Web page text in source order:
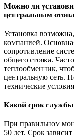
Можно ли
центральным
Установка
компанией.
сопротивление
общего стояка.
теплообменник,
центральную сеть.
технические
Какой срок службы
При правильном
50 лет. Срок